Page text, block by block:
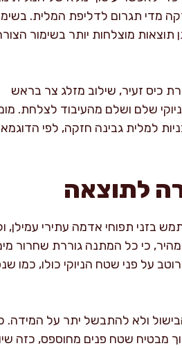
מדי תגרום לדליפת המלית.
תוצאות מוצלחות יותר בשימור
כיס זעיר, שילוב מזלג צר בראש
שלם ושלם מהעיבוד לצלחת.
למלית גבינה חזקה, לפי
לתוצאה
תפוחי אדמה עתירי עמילן,
מהיר, כי כל המתנה גוררת שחרור
על פני שטח הניוקי כולו, כמו
ולא להתבשל יתר על המידה.
מבטיח שטח פנים מחוספס, כזה